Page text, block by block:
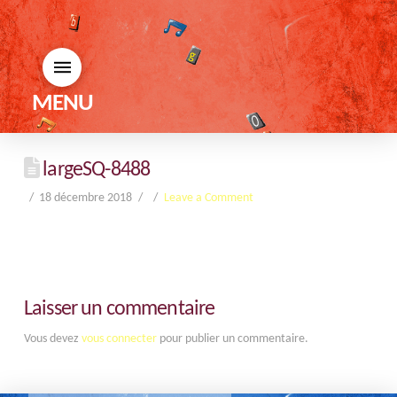
MENU
largeSQ-8488
18 décembre 2018 Leave a Comment
Laisser un commentaire
Vous devez vous connecterpour publier un commentaire.